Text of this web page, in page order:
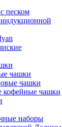
песком
чашки
чашки
кофейные чашки
наборы